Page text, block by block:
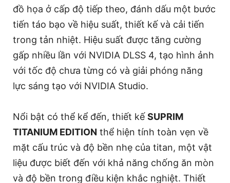
đồ họa ở cấp độ tiếp theo, đánh dấu một bước
tiến táo bạo về hiệu suất, thiết kế và cải tiến
trong tản nhiệt. Hiệu suất được tăng cường
gấp nhiều lần với NVIDIA DLSS 4, tạo hình ảnh
với tốc độ chưa từng có và giải phóng năng
lực sáng tạo với NVIDIA Studio.
Nổi bật có thể kể đến, thiết kế SUPRIM
TITANIUM EDITION thể hiện tính toàn vẹn về
mặt cấu trúc và độ bền nhẹ của titan, một vật
liệu được biết đến với khả năng chống ăn mòn
và độ bền trong điều kiện khắc nghiệt. Thiết